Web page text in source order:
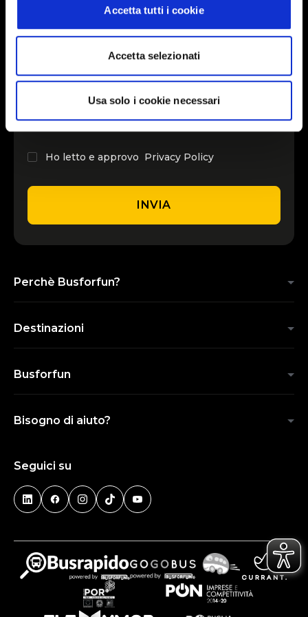
Accetta tutti i cookie
Accetta selezionati
Usa solo i cookie necessari
INSERISCI IL TUO NOME
Ho letto e approvo Privacy Policy
INVIA
Perchè Busforfun?
Destinazioni
Busforfun
Bisogno di aiuto?
Seguici su